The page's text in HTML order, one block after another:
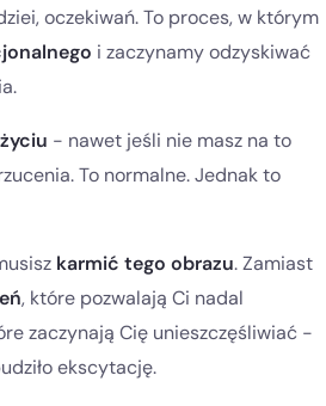
oczekiwań. To proces, w którym
i zaczynamy odzyskiwać
- nawet jeśli nie masz na to
To normalne. Jednak to
karmić tego obrazu. Zamiast
, które pozwalają Ci nadal
zaczynają Cię unieszczęśliwiać -
ekscytację.